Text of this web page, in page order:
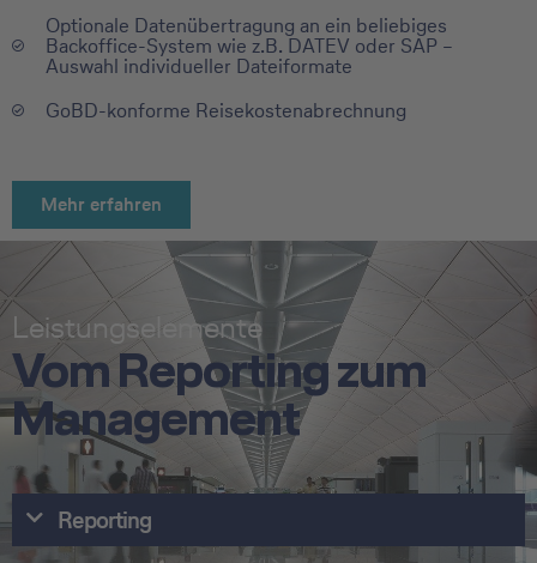
Optionale Datenübertragung an ein beliebiges
Backoffice-System wie z.B. DATEV oder SAP –
Auswahl individueller Dateiformate
GoBD-konforme Reisekostenabrechnung
Mehr erfahren
Leistungselemente
Vom Reporting zum
Management
Reporting